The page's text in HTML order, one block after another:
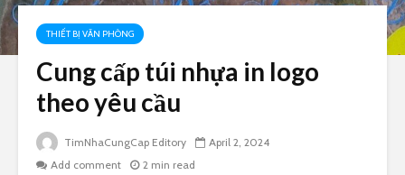
THIẾT BỊ VĂN PHÒNG
Cung cấp túi nhựa in logo
theo yêu cầu
TimNhaCungCap Editory
April 2, 2024
Add comment
2 min read